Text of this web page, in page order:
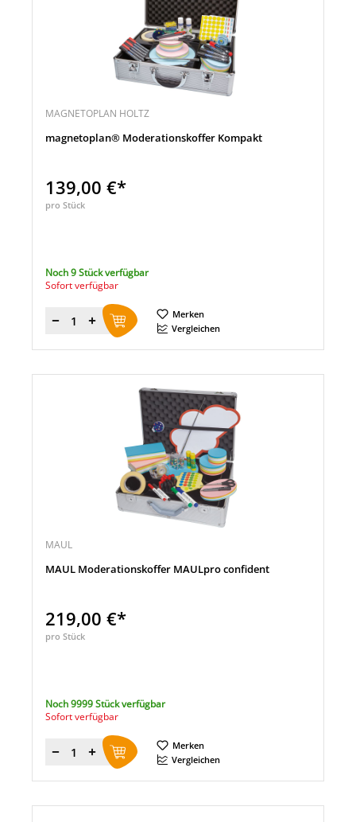
MAGNETOPLAN HOLTZ
magnetoplan® Moderationskoffer Kompakt
139,00 €*
pro Stück
Noch 9 Stück verfügbar
Sofort verfügbar
Menge
Merken
Vergleichen
MAUL
MAUL Moderationskoffer MAULpro confident
219,00 €*
pro Stück
Noch 9999 Stück verfügbar
Sofort verfügbar
Menge
Merken
Vergleichen